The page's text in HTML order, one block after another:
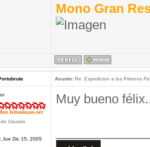
Mono Gran
Asunto:Re: Expedicion a los Pirineos
Jue Dic 15, 2005
Muy bueno